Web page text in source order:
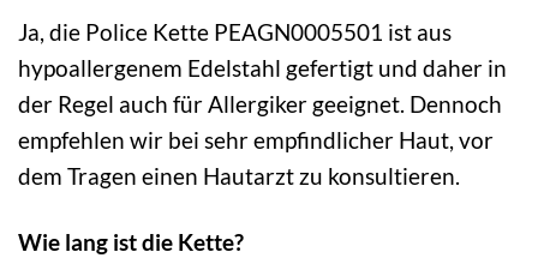
Ja, die Police Kette PEAGN0005501 ist aus
hypoallergenem Edelstahl gefertigt und daher in
der Regel auch für Allergiker geeignet. Dennoch
empfehlen wir bei sehr empfindlicher Haut, vor
dem Tragen einen Hautarzt zu konsultieren.
Wie lang ist die Kette?